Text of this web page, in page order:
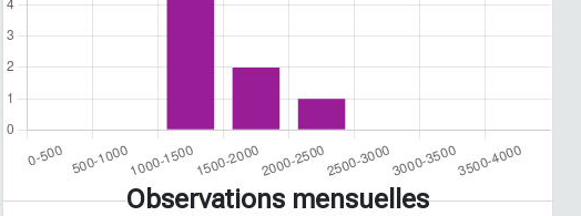
Observations mensuelles